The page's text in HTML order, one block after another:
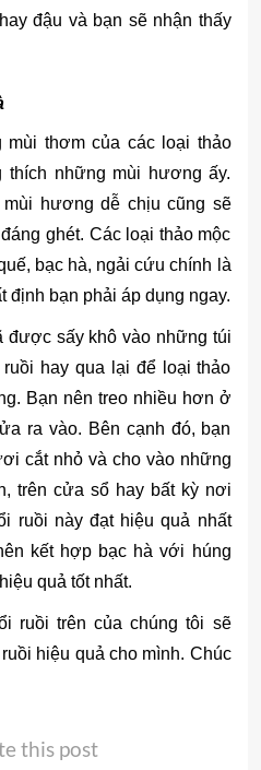
đậu và bạn sẽ nhận thấy
mùi thơm của các loại thảo
thích những mùi hương ấy.
hương dễ chịu cũng sẽ
ghét. Các loại thảo mộc
bạc hà, ngải cứu chính là
định bạn phải áp dụng ngay.
được sấy khô vào những túi
hay qua lại để loại thảo
Bạn nên treo nhiều hơn ở
ra vào. Bên cạnh đó, bạn
cắt nhỏ và cho vào những
trên cửa sổ hay bất kỳ nơi
ruồi này đạt hiệu quả nhất
kết hợp bạc hà với húng
quả tốt nhất.
ruồi trên của chúng tôi sẽ
hiệu quả cho mình. Chúc
this post